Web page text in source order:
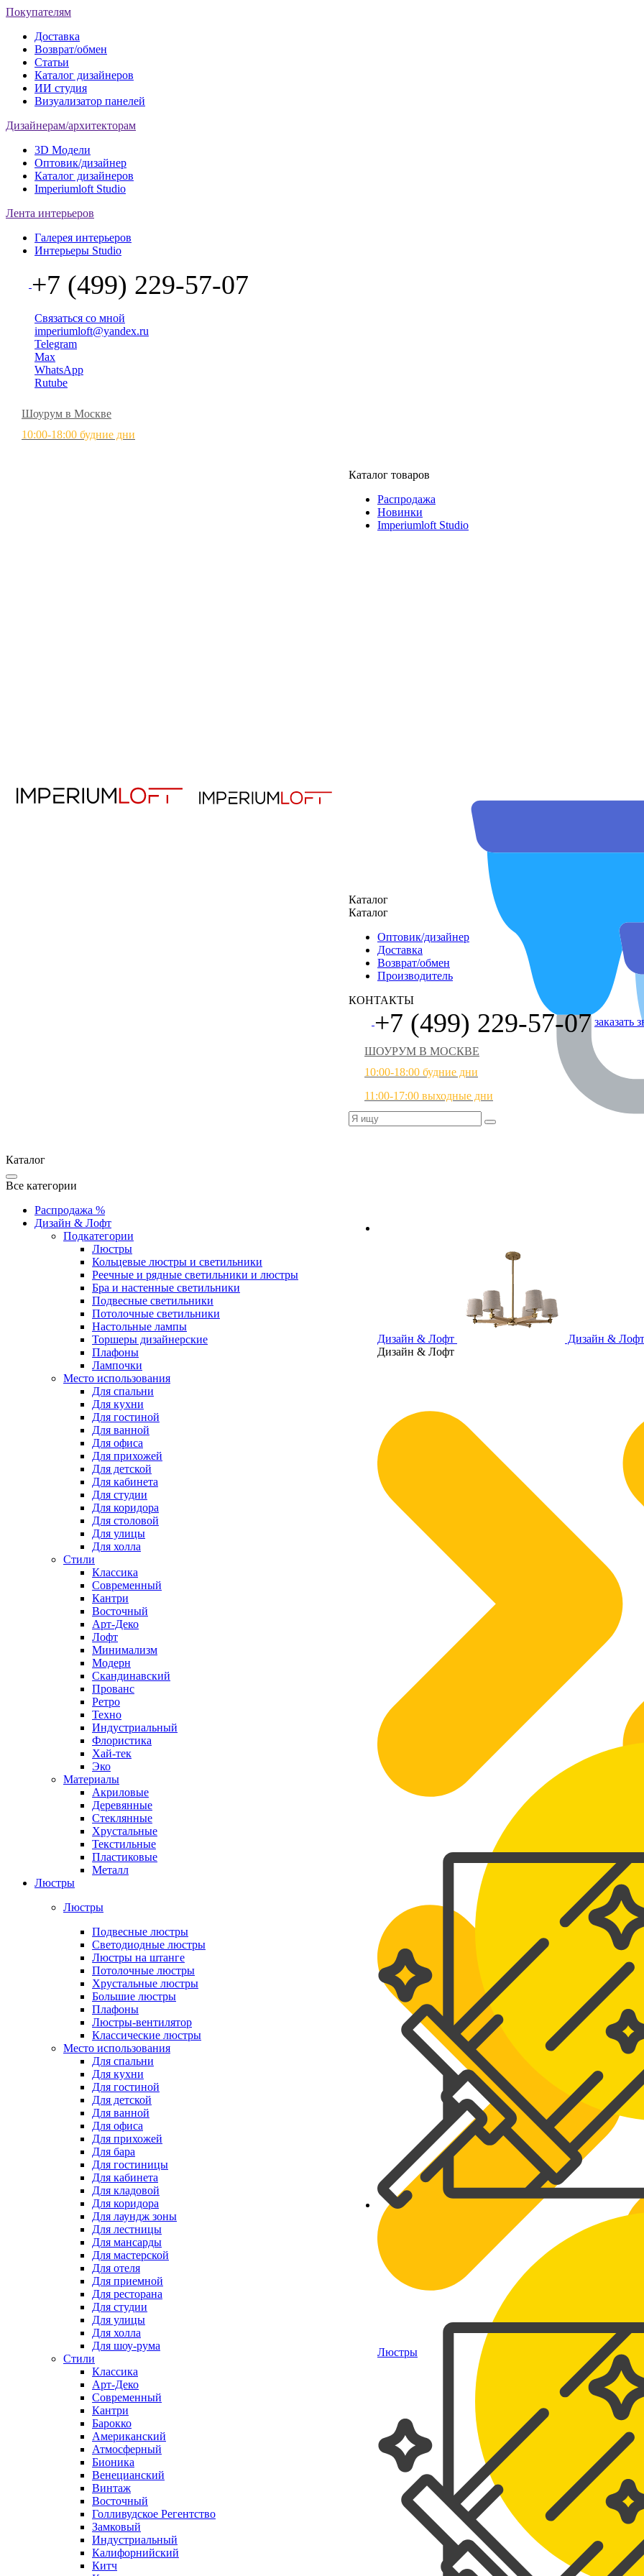
Покупателям
Доставка
Возврат/обмен
Статьи
Каталог дизайнеров
ИИ студия
Визуализатор панелей
Дизайнерам/архитекторам
3D Модели
Оптовик/дизайнер
Каталог дизайнеров
Imperiumloft Studio
Лента интерьеров
Галерея интерьеров
Интерьеры Studio
+7 (499) 229-57-07
Связаться со мной
imperiumloft@yandex.ru
Telegram
Max
WhatsApp
Rutube
Шоурум в Москве
10:00-18:00 будние дни
Каталог товаров
Распродажа
Новинки
Imperiumloft Studio
Дизайн & Лофт
Дизайн & Лофт
Дизайн & Лофт
Люстры
Каталог
Каталог
Оптовик/дизайнер
Доставка
Возврат/обмен
Производитель
КОНТАКТЫ
+7 (499) 229-57-07 заказать
ШОУРУМ В МОСКВЕ
10:00-18:00 будние дни
11:00-17:00 выходные дни
Каталог
Все категории
Распродажа %
Дизайн & Лофт
Подкатегории
Люстры
Кольцевые люстры и светильники
Реечные и рядные светильники и люстры
Бра и настенные светильники
Подвесные светильники
Потолочные светильники
Настольные лампы
Торшеры дизайнерские
Плафоны
Лампочки
Место использования
Для спальни
Для кухни
Для гостиной
Для ванной
Для офиса
Для прихожей
Для детской
Для кабинета
Для студии
Для коридора
Для столовой
Для улицы
Для холла
Стили
Классика
Современный
Кантри
Восточный
Арт-Деко
Лофт
Минимализм
Модерн
Скандинавский
Прованс
Ретро
Техно
Индустриальный
Флористика
Хай-тек
Эко
Материалы
Акриловые
Деревянные
Стеклянные
Хрустальные
Текстильные
Пластиковые
Металл
Люстры
Люстры
Подвесные люстры
Светодиодные люстры
Люстры на штанге
Потолочные люстры
Хрустальные люстры
Большие люстры
Плафоны
Люстры-вентилятор
Классические люстры
Место использования
Для спальни
Для кухни
Для гостиной
Для детской
Для ванной
Для офиса
Для прихожей
Для бара
Для гостиницы
Для кабинета
Для кладовой
Для коридора
Для лаундж зоны
Для лестницы
Для мансарды
Для мастерской
Для отеля
Для приемной
Для ресторана
Для студии
Для улицы
Для холла
Для шоу-рума
Стили
Классика
Арт-Деко
Современный
Кантри
Барокко
Американский
Атмосферный
Бионика
Венецианский
Винтаж
Восточный
Голливудское Регентство
Замковый
Индустриальный
Калифорнийский
Китч